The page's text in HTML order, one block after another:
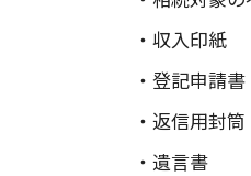
・収入印紙
・登記申請書
・返信用封筒
・遺言書